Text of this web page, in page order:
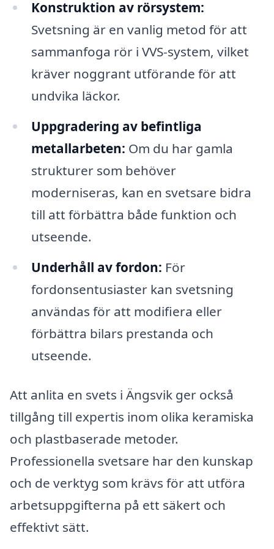
Konstruktion av rörsystem:
Svetsning är en vanlig metod för att
sammanfoga rör i VVS-system, vilket
kräver noggrant utförande för att
undvika läckor.
Uppgradering av befintliga
metallarbeten: Om du har gamla
strukturer som behöver
moderniseras, kan en svetsare bidra
till att förbättra både funktion och
utseende.
Underhåll av fordon: För
fordonsentusiaster kan svetsning
användas för att modifiera eller
förbättra bilars prestanda och
utseende.
Att anlita en svets i Ängsvik ger också
tillgång till expertis inom olika keramiska
och plastbaserade metoder.
Professionella svetsare har den kunskap
och de verktyg som krävs för att utföra
arbetsuppgifterna på ett säkert och
effektivt sätt.